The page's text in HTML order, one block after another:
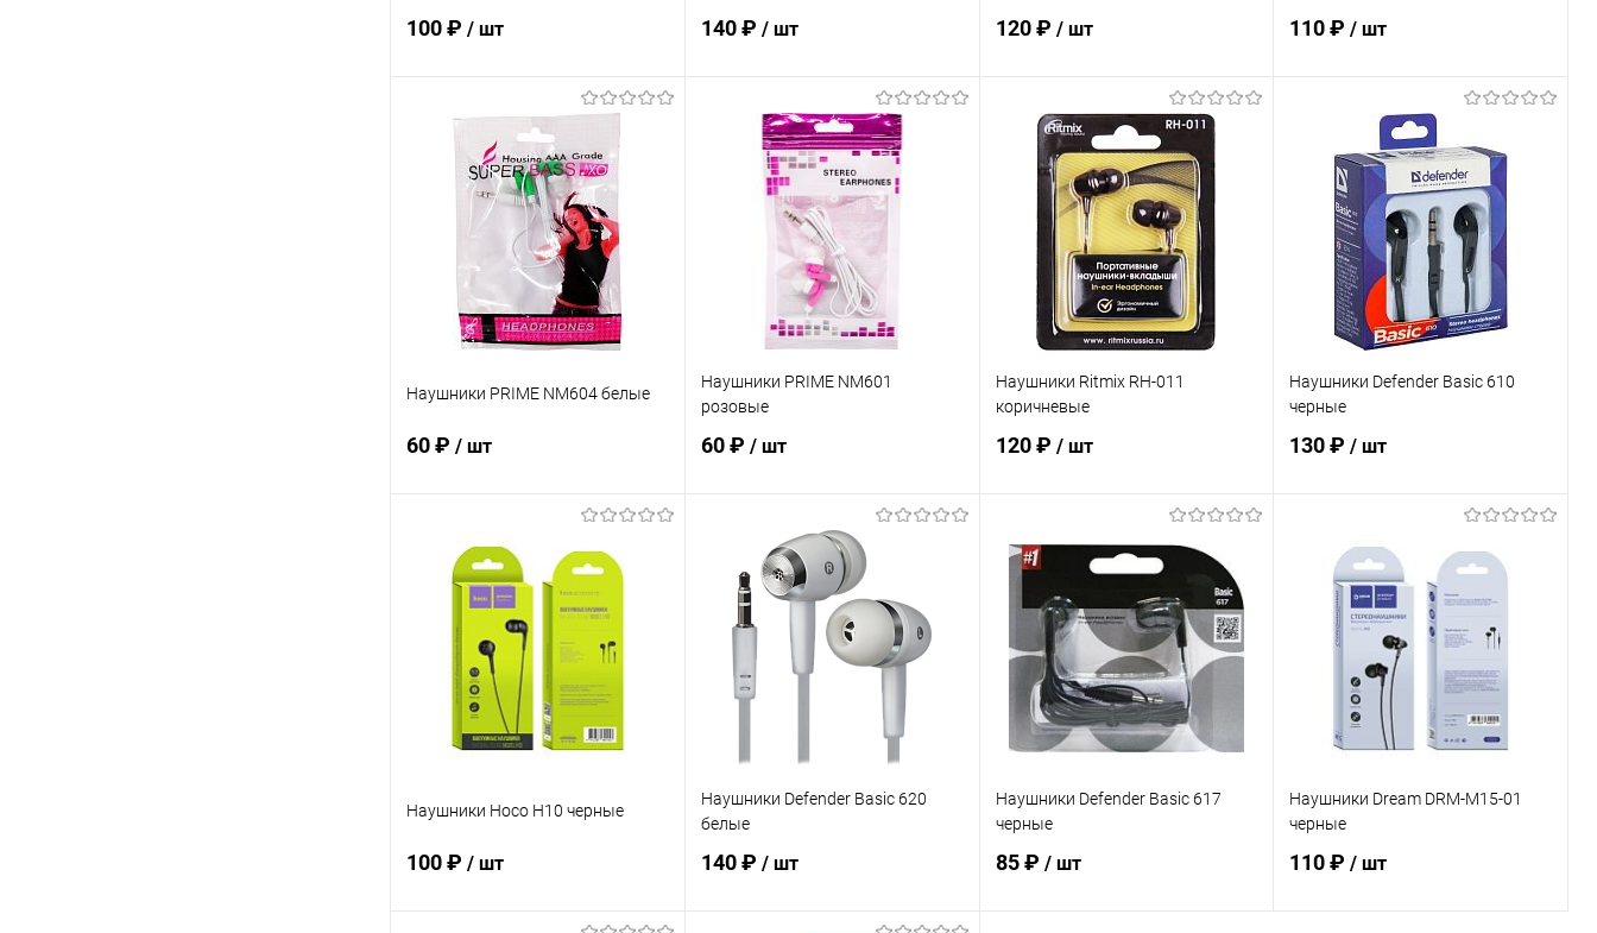
100 ₽ / шт
В корзину
Купить в 1 клик К сравнению
В наличии
140 ₽ / шт
В корзину
Купить в 1 клик К сравнению
В избранное В наличии
120 ₽ / шт
В корзину
Купить в 1 клик К сравнению
В избранное В наличии
110 ₽/ шт
В корзину
Купить в 1 клик К сравнению
В избранное В наличии
Наушники PRIME NM604 белые
60 ₽ / шт
В корзину
Купить в 1 клик К сравнению
В избранное В наличии
Наушники PRIME NM601
розовые
60 ₽ / шт
В корзину
Купить в 1 клик К сравнению
В избранное В наличии
Наушники Ritmix RH-011
коричневые
120 ₽ / шт
В корзину
Купить в 1 клик К сравнению
В избранное В наличии
Наушники Defender Basic 610
черные
130 ₽/ шт
Купить в 1 клик К сравнению
В избранное В наличии
Наушники Hoco H10 черные
100 ₽ / шт
Наушники Defender Basic 620
белые
140 ₽ / шт
Наушники Defender Basic 617
черные
85 ₽ / шт
Наушники Dream DRM-M15-01
черные
110 ₽/ шт